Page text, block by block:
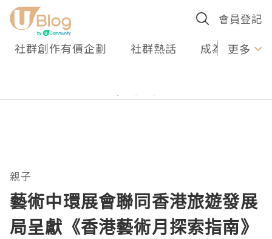
會員登記
社群創作有價企劃 社群熱話 成為U更多
親子
藝術中環展會聯同香港旅遊發展
局呈獻《香港藝術月探索指南》